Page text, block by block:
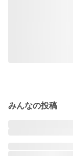
みんなの投稿